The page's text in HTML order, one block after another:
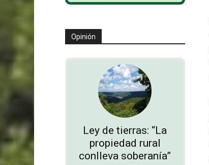
Opinión
Ley de tierras: “La
propiedad rural
conlleva soberanía”